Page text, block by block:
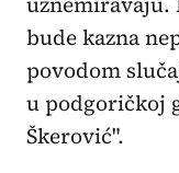
bude kazna
povodom
u podgoričkoj
Škerović".